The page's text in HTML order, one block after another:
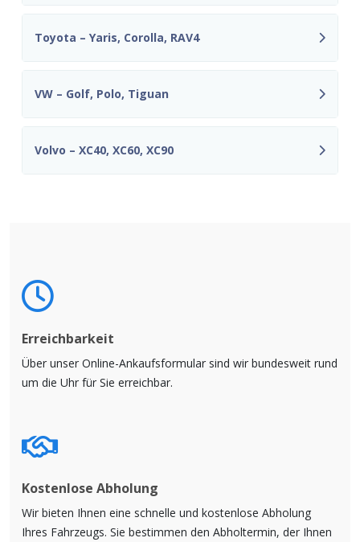
Toyota – Yaris, Corolla, RAV4
VW – Golf, Polo, Tiguan
Volvo – XC40, XC60, XC90
Erreichbarkeit
Über unser Online-Ankaufsformular sind wir bundesweit rund
um die Uhr für Sie erreichbar.
Kostenlose Abholung
Wir bieten Ihnen eine schnelle und kostenlose Abholung
Ihres Fahrzeugs. Sie bestimmen den Abholtermin, der Ihnen